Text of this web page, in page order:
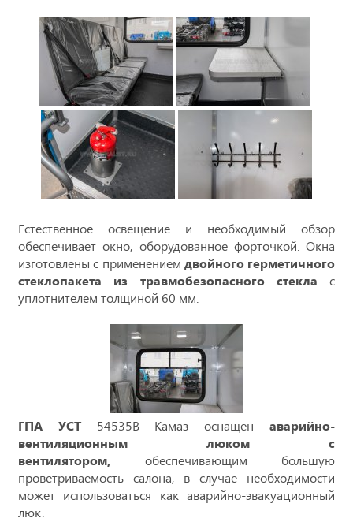
Естественное освещение и необходимый обзор
обеспечивает окно, оборудованное форточкой. Окна
изготовлены с применением двойного герметичного
стеклопакета из травмобезопасного стекла с
уплотнителем толщиной 60 мм.
ГПА УСТ54535В Камаз оснащенаварийно-
вентиляционным люком с
вентилятором, обеспечивающим большую
проветриваемость салона, в случае необходимости
может использоваться как аварийно-эвакуационный
люк.